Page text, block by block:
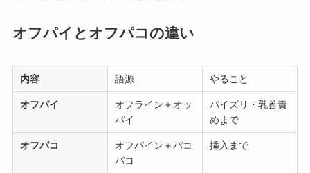
オフパイとオフパコの違い
内容 語源 やること
オフパイ
オフライン＋オッ
パイ
パイズリ・乳首責
めまで
オフパコ
オフパイン＋パコ
パコ
挿入まで